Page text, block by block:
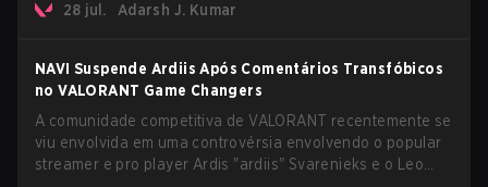
28 jul. Adarsh J. Kumar
NAVI Suspende Ardiis Após Comentários Transfóbicos
no VALORANT Game Changers
A comunidade competitiva de VALORANT recentemente se
viu envolvida em uma controvérsia envolvendo o popular
streamer e pro player Ardis "ardiis" Svarenieks e o Leo